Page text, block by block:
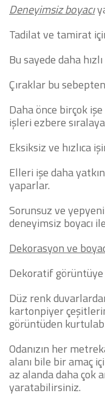
Deneyimsiz boyacı
Tadilat ve tamirat
Bu sayede daha
Çıraklar bu
Daha önce birçok
işleri ezbere
Eksiksiz ve hızlıca
Elleri işe daha
yaparlar.
Sorunsuz ve
deneyimsiz boyacı
Dekorasyon ve
Dekoratif görüntüye
Düz renk
kartonpiyer
görüntüden
Odanızın her
alanı bile bir amaç
az alanda daha çok
yaratabilirsiniz.